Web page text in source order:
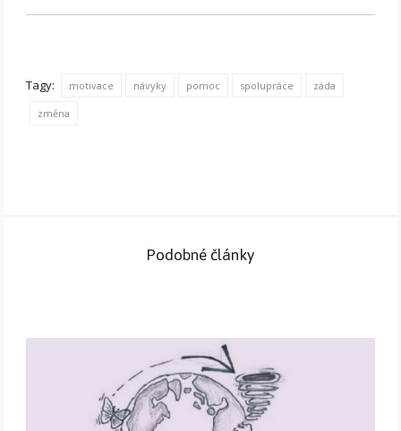
Tagy: motivace návyky pomoc spolupráce záda
změna
Podobné články